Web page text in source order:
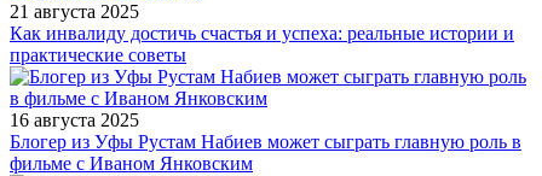
21 августа 2025
Как инвалиду достичь счастья и успеха: реальные истории и
практические советы
16 августа 2025
Блогер из Уфы Рустам Набиев может сыграть главную роль в
фильме с Иваном Янковским